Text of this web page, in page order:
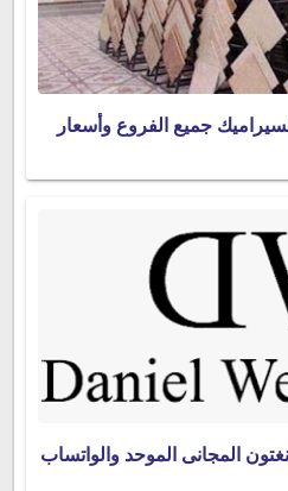
جميع الفروع وأسعار
المجانى الموحد والواتساب